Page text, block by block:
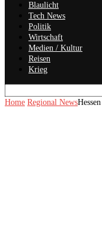
Blaulicht
Tech News
Politik
Wirtschaft
Medien / Kultur
Reisen
Krieg
Home Regional News